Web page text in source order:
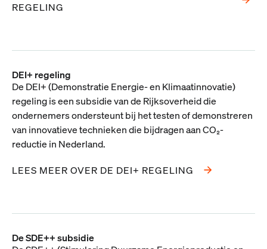
REGELING
DEI+ regeling
De DEI+ (Demonstratie Energie- en Klimaatinnovatie)
regeling is een subsidie van de Rijksoverheid die
ondernemers ondersteunt bij het testen of demonstreren
van innovatieve technieken die bijdragen aan CO₂-
reductie in Nederland.
LEES MEER OVER DE DEI+ REGELING
De SDE++ subsidie